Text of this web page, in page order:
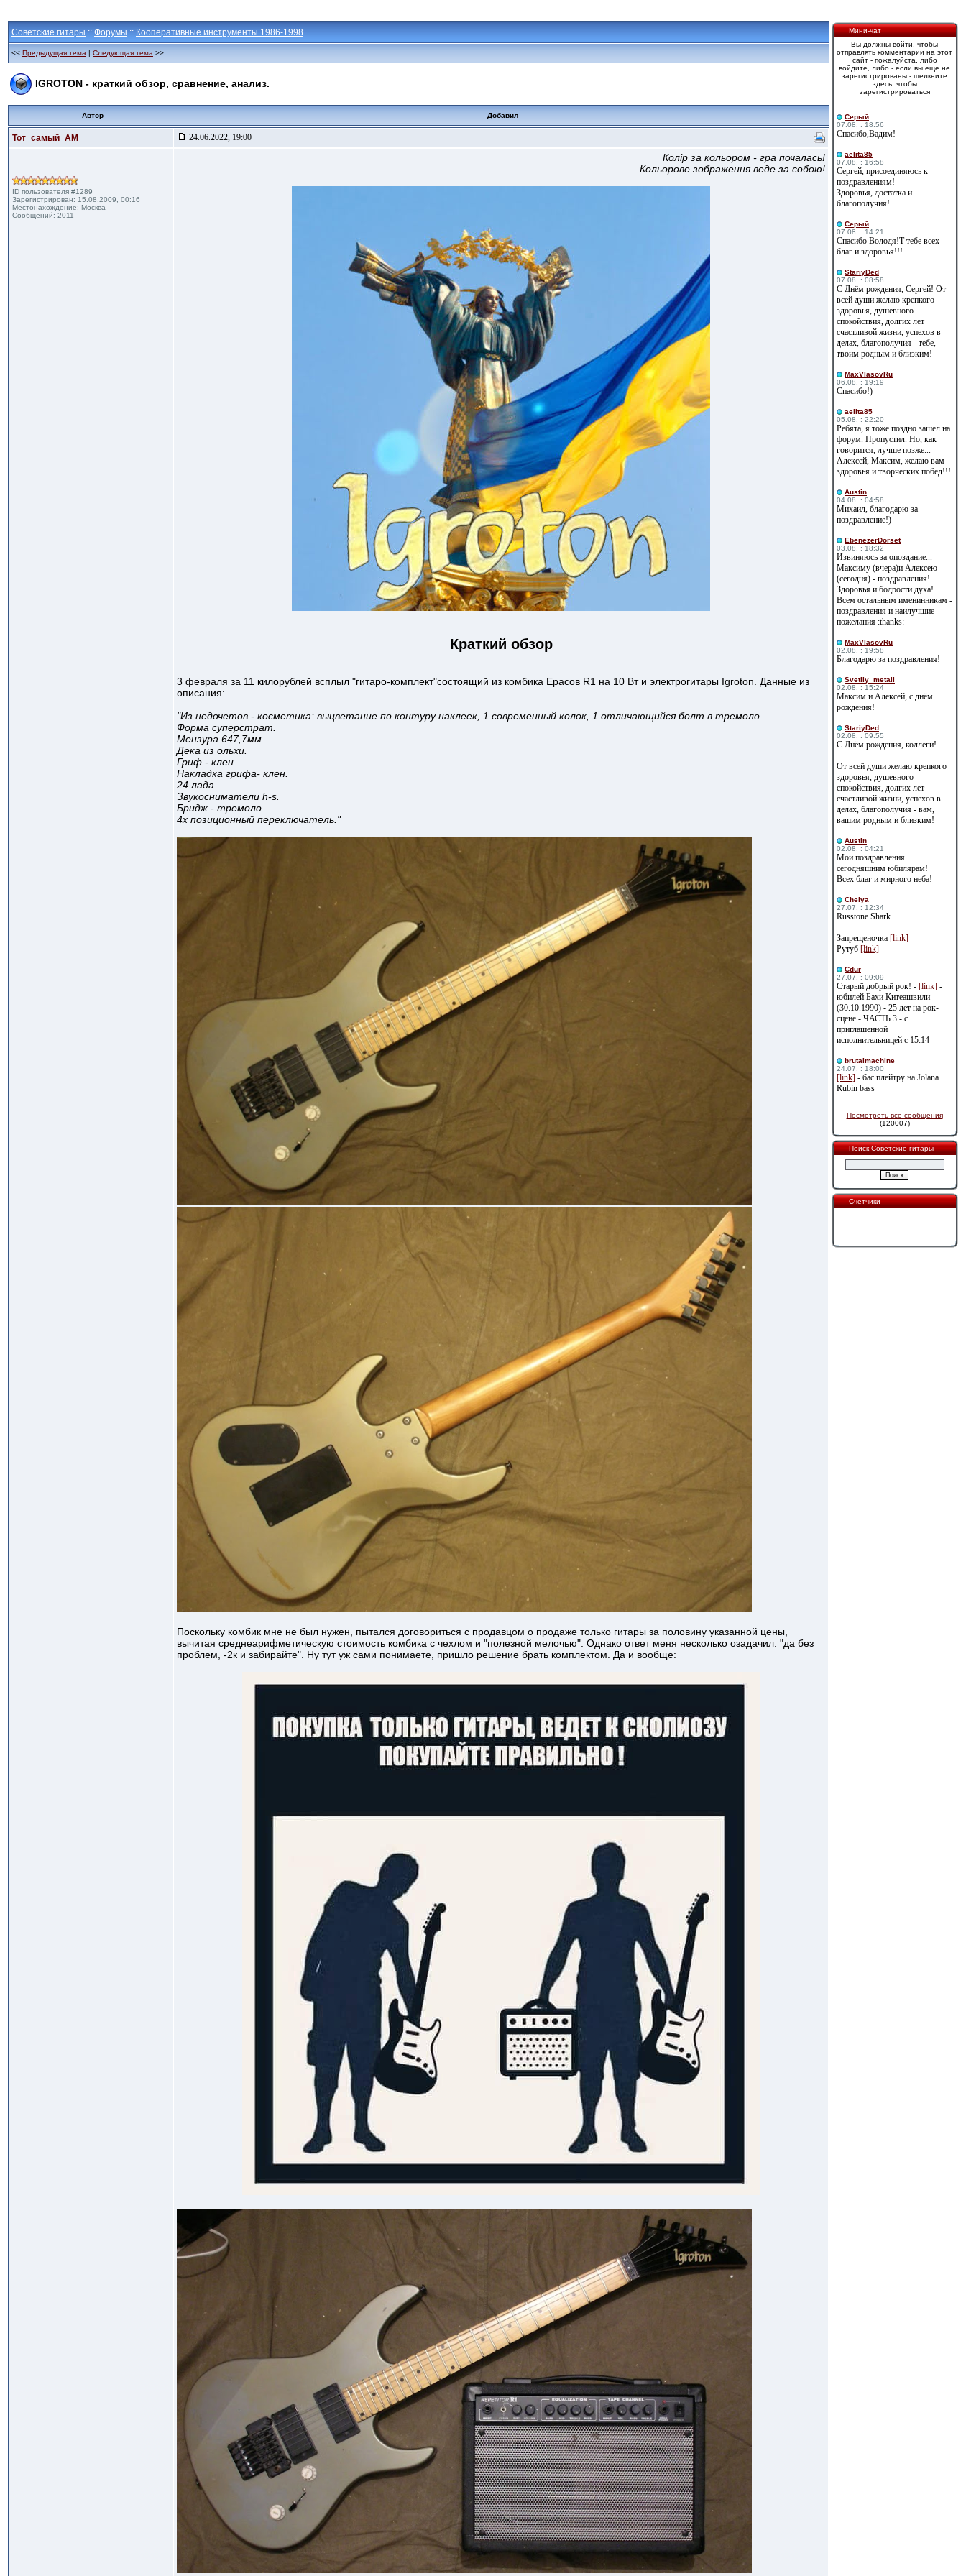
Советские гитары :: Форумы :: Кооперативные инструменты 1986-1998
<< Предыдущая тема | Следующая тема >>
IGROTON - краткий обзор, сравнение, анализ.
Автор Добавил
Тот_самый_АМ 24.06.2022, 19:00
ID пользователя #1289
Зарегистрирован: 15.08.2009, 00:16
Местонахождение: Москва
Сообщений: 2011
Колір за кольором - гра почалась!
Кольорове зображення веде за собою!
Краткий обзор
3 февраля за 11 килорублей всплыл "гитаро-комплект"состоящий из комбика Ерасов R1 на 10 Вт и электрогитары Igroton. Данные из
описания:
"Из недочетов - косметика: выцветание по контуру наклеек, 1 современный колок, 1 отличающийся болт в тремоло.
Форма суперстрат.
Мензура 647,7мм.
Дека из ольхи.
Гриф - клен.
Накладка грифа- клен.
24 лада.
Звукосниматели h-s.
Бридж - тремоло.
4х позиционный переключатель."
Поскольку комбик мне не был нужен, пытался договориться с продавцом о продаже только гитары за половину указанной цены,
вычитая среднеарифметическую стоимость комбика с чехлом и "полезной мелочью". Однако ответ меня несколько озадачил: "да без
проблем, -2к и забирайте". Ну тут уж сами понимаете, пришло решение брать комплектом. Да и вообще:
Мини-чат
Вы должны войти, чтобы
отправлять комментарии на этот
сайт - пожалуйста, либо
войдите, либо - если вы еще не
зарегистрированы - щелкните
здесь, чтобы
зарегистрироваться
Cерый
07.08. : 18:56
Спасибо,Вадим!
aelita85
07.08. : 16:58
Сергей, присоединяюсь к
поздравлениям!
Здоровья, достатка и
благополучия!
Cерый
07.08. : 14:21
Спасибо Володя!Т тебе всех
благ и здоровья!!!
StariyDed
07.08. : 08:58
С Днём рождения, Сергей! От
всей души желаю крепкого
здоровья, душевного
спокойствия, долгих лет
счастливой жизни, успехов в
делах, благополучия - тебе,
твоим родным и близким!
MaxVlasovRu
06.08. : 19:19
Спасибо!)
aelita85
05.08. : 22:20
Ребята, я тоже поздно зашел на
форум. Пропустил. Но, как
говорится, лучше позже...
Алексей, Максим, желаю вам
здоровья и творческих побед!!!
Austin
04.08. : 04:58
Михаил, благодарю за
поздравление!)
EbenezerDorset
03.08. : 18:32
Извиняюсь за опоздание...
Максиму (вчера)и Алексею
(сегодня) - поздравления!
Здоровья и бодрости духа!
Всем остальным именинникам -
поздравления и наилучшие
пожелания :thanks:
MaxVlasovRu
02.08. : 19:58
Благодарю за поздравления!
Svetliy_metall
02.08. : 15:24
Максим и Алексей, с днём
рождения!
StariyDed
02.08. : 09:55
С Днём рождения, коллеги!
От всей души желаю крепкого
здоровья, душевного
спокойствия, долгих лет
счастливой жизни, успехов в
делах, благополучия - вам,
вашим родным и близким!
Austin
02.08. : 04:21
Мои поздравления
сегодняшним юбилярам!
Всех благ и мирного неба!
Сhelya
27.07. : 12:34
Russtone Shark
Запрещеночка [link]
Рутуб [link]
Cdur
27.07. : 09:09
Старый добрый рок! - [link] -
юбилей Бахи Китеашвили
(30.10.1990) - 25 лет на рок-
сцене - ЧАСТЬ 3 - с
приглашенной
исполнительницей с 15:14
brutalmachine
24.07. : 18:00
[link] - бас плейтру на Jolana
Rubin bass
Посмотреть все сообщения
(120007)
Поиск Советские гитары
Счетчики